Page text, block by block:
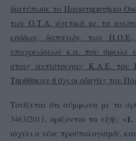
διατύπωσε το Παρατηρητήριο
των Ο.Τ.Α. σχετικά με τα
εσόδων, δαπανών, των Π.Ο.Ε.,
υποχρεώσεων κ.α. που όφειλε
στους αντίστοιχους Κ.Α.Ε.
Τηρήθηκαν ή όχι οι οδηγίες του
Τονίζεται ότι σύμφωνα με το
3463/2011, ορίζονται τα εξής: «1.
ισχύει ο νέος προϋπολογισμός,